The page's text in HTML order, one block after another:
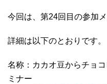
今回は、第24回目の参加
詳細は以下のとおりです。
名称：カカオ豆からチョ
ミナー